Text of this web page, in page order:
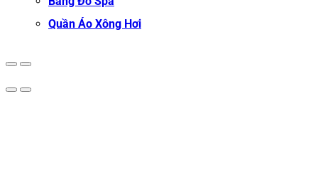
Quần Áo Xông Hơi